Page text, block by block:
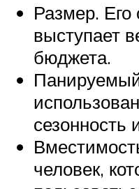
Размер. Его
выступает
бюджета.
сезонность
человек,